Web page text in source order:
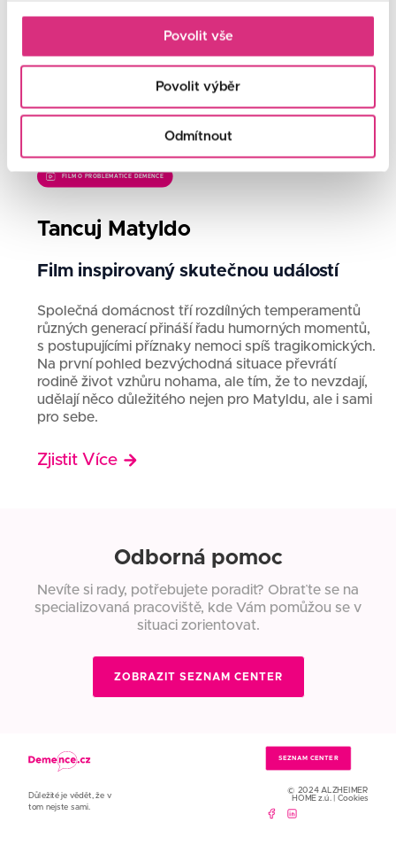
Povolit vše
Povolit výběr
Odmítnout
FILM O PROBLEMATICE DEMENCE
Tancuj Matyldo
Film inspirovaný skutečnou událostí
Společná domácnost tří rozdílných temperamentů
různých generací přináší řadu humorných momentů,
s postupujícími příznaky nemoci spíš tragikomických.
Na první pohled bezvýchodná situace převrátí
rodině život vzhůru nohama, ale tím, že to nevzdají,
udělají něco důležitého nejen pro Matyldu, ale i sami
pro sebe.
Zjistit Více
Odborná pomoc
Nevíte si rady, potřebujete poradit? Obraťte se na
specializovaná pracoviště, kde Vám pomůžou se v
situaci zorientovat.
ZOBRAZIT SEZNAM CENTER
Důležité je vědět, že v
tom nejste sami.
SEZNAM CENTER
© 2024 ALZHEIMER
HOME z.ú. | Cookies